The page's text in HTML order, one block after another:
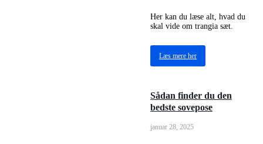
Her kan du læse alt, hvad du
skal vide om trangia sæt.
Læs mere her
Sådan finder du den
bedste sovepose
januar 28, 2025